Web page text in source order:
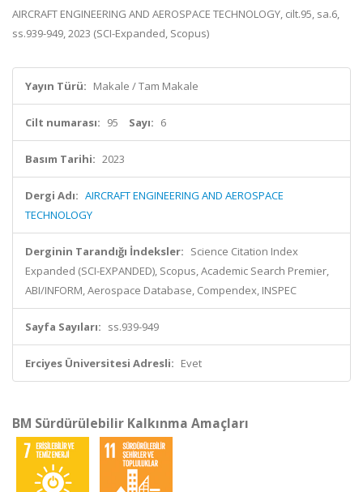
AIRCRAFT ENGINEERING AND AEROSPACE TECHNOLOGY, cilt.95, sa.6,
ss.939-949, 2023 (SCI-Expanded, Scopus)
Yayın Türü: Makale / Tam Makale
Cilt numarası: 95 Sayı: 6
Basım Tarihi: 2023
Dergi Adı: AIRCRAFT ENGINEERING AND AEROSPACE
TECHNOLOGY
Derginin Tarandığı İndeksler: Science Citation Index
Expanded (SCI-EXPANDED), Scopus, Academic Search Premier,
ABI/INFORM, Aerospace Database, Compendex, INSPEC
Sayfa Sayıları: ss.939-949
Erciyes Üniversitesi Adresli: Evet
BM Sürdürülebilir Kalkınma Amaçları